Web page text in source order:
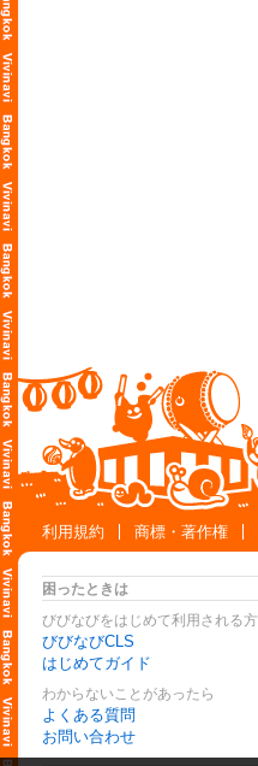
利用規約
商標・著作権
困ったときは
びびなびをはじめて利用される方
びびなびCLS
はじめてガイド
わからないことがあったら
よくある質問
お問い合わせ